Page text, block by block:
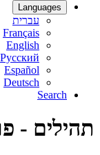
Languages
עברית
Français
English
Русский
Español
Deutsch
Search
תהילים -